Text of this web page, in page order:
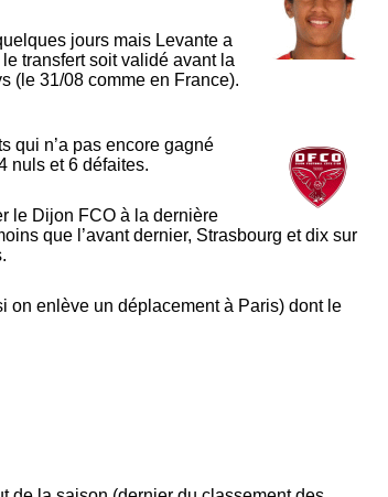
jours mais Levante a
transfert soit validé avant la
(le 31/08 comme en France).
qui n’a pas encore gagné
nuls et 6 défaites.
le Dijon FCO à la dernière
que l’avant dernier, Strasbourg et dix sur
on enlève un déplacement à Paris) dont le